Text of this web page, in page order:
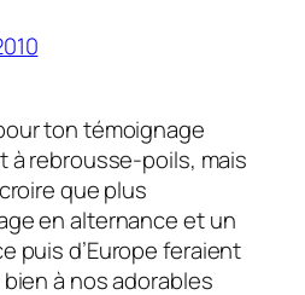
ton témoignage
à rebrousse-poils, mais
que plus
en alternance et un
puis d’Europe feraient
à nos adorables